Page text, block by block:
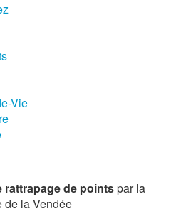
Vie
rattrapage de pointspar la
de la Vendée